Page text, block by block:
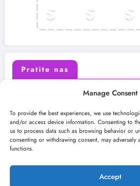
Manage Consent
To provide the best experiences, we use
and/or access device information. Consenting to
us to process data such as browsing behavior or
consenting or withdrawing consent, may adversely
functions.
Accept
Pratite nas
Instagram